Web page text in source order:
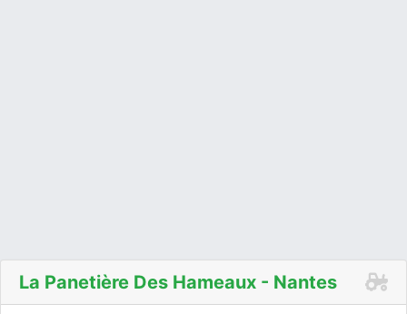
La Panetière Des Hameaux - Nantes